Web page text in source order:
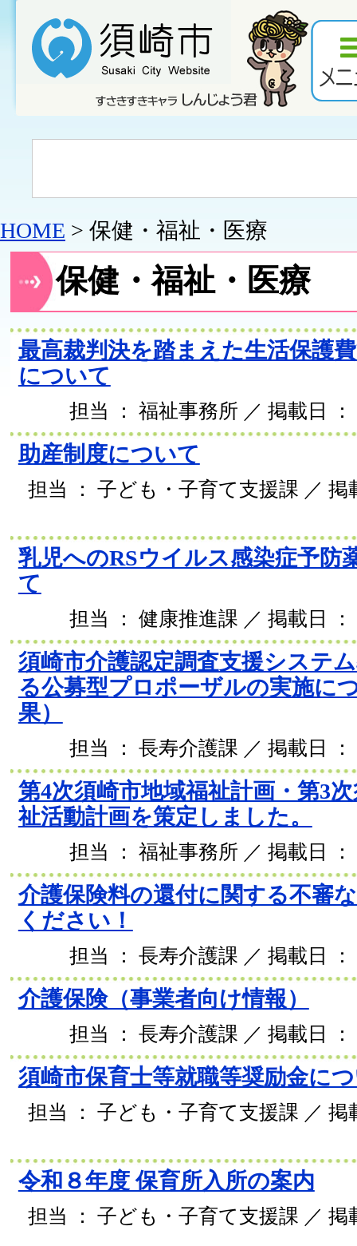
HOME > 保健・福祉・医療
保健・福祉・医療
最高裁判決を踏まえた生活保護
について
担当 ： 福祉事務所 ／ 掲載日 ：
助産制度について
担当 ： 子ども・子育て支援課 ／ 掲
乳児へのRSウイルス感染症予防
て
担当 ： 健康推進課 ／ 掲載日 ：
須崎市介護認定調査支援システ
る公募型プロポーザルの実施に
果）
担当 ： 長寿介護課 ／ 掲載日 ：
第4次須崎市地域福祉計画・第3
祉活動計画を策定しました。
担当 ： 福祉事務所 ／ 掲載日 ：
介護保険料の還付に関する不審
ください！
担当 ： 長寿介護課 ／ 掲載日 ：
介護保険（事業者向け情報）
担当 ： 長寿介護課 ／ 掲載日 ：
須崎市保育士等就職等奨励金に
担当 ： 子ども・子育て支援課 ／ 掲
令和８年度 保育所入所の案内
担当 ： 子ども・子育て支援課 ／ 掲